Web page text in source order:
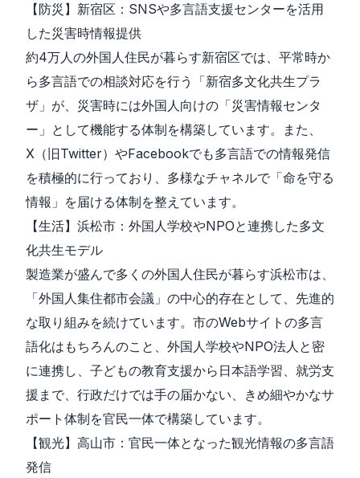
【防災】新宿区：SNSや多言語支援センターを活用
した災害時情報提供
約4万人の外国人住民が暮らす新宿区では、平常時か
ら多言語での相談対応を行う「新宿多文化共生プラ
ザ」が、災害時には外国人向けの「災害情報センタ
ー」として機能する体制を構築しています。また、
X（旧Twitter）やFacebookでも多言語での情報発信
を積極的に行っており、多様なチャネルで「命を守る
情報」を届ける体制を整えています。
【生活】浜松市：外国人学校やNPOと連携した多文
化共生モデル
製造業が盛んで多くの外国人住民が暮らす浜松市は、
「外国人集住都市会議」の中心的存在として、先進的
な取り組みを続けています。市のWebサイトの多言
語化はもちろんのこと、外国人学校やNPO法人と密
に連携し、子どもの教育支援から日本語学習、就労支
援まで、行政だけでは手の届かない、きめ細やかなサ
ポート体制を官民一体で構築しています。
【観光】高山市：官民一体となった観光情報の多言語
発信